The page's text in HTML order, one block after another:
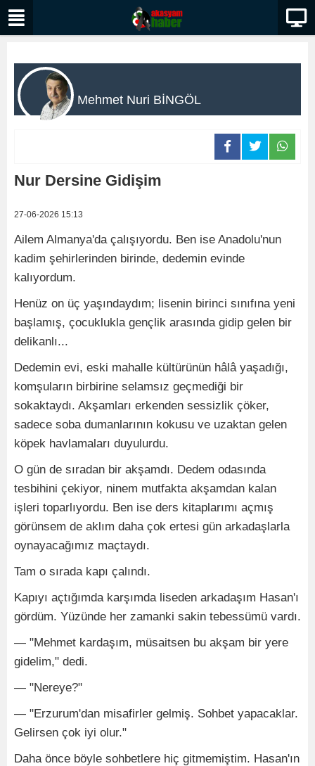
Mehmet Nuri BİNGÖL
Nur Dersine Gidişim
27-06-2026 15:13
Ailem Almanya'da çalışıyordu. Ben ise Anadolu'nun
kadim şehirlerinden birinde, dedemin evinde
kalıyordum.
Henüz on üç yaşındaydım; lisenin birinci sınıfına yeni
başlamış, çocuklukla gençlik arasında gidip gelen bir
delikanlı...
Dedemin evi, eski mahalle kültürünün hâlâ yaşadığı,
komşuların birbirine selamsız geçmediği bir
sokaktaydı. Akşamları erkenden sessizlik çöker,
sadece soba dumanlarının kokusu ve uzaktan gelen
köpek havlamaları duyulurdu.
O gün de sıradan bir akşamdı. Dedem odasında
tesbihini çekiyor, ninem mutfakta akşamdan kalan
işleri toparlıyordu. Ben ise ders kitaplarımı açmış
görünsem de aklım daha çok ertesi gün arkadaşlarla
oynayacağımız maçtaydı.
Tam o sırada kapı çalındı.
Kapıyı açtığımda karşımda liseden arkadaşım Hasan'ı
gördüm. Yüzünde her zamanki sakin tebessümü vardı.
— "Mehmet kardaşım, müsaitsen bu akşam bir yere
gidelim," dedi.
— "Nereye?"
— "Erzurum'dan misafirler gelmiş. Sohbet yapacaklar.
Gelirsen çok iyi olur."
Daha önce böyle sohbetlere hiç gitmemiştim. Hasan'ın